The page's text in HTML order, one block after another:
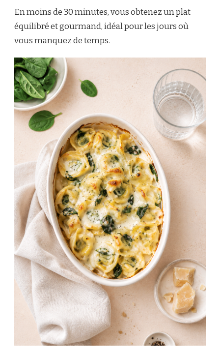
En moins de 30 minutes, vous obtenez un plat
équilibré et gourmand, idéal pour les jours où
vous manquez de temps.